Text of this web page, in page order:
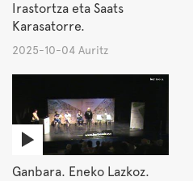
Irastortza eta Saats
Karasatorre.
2025-10-04 Auritz
Ganbara. Eneko Lazkoz.